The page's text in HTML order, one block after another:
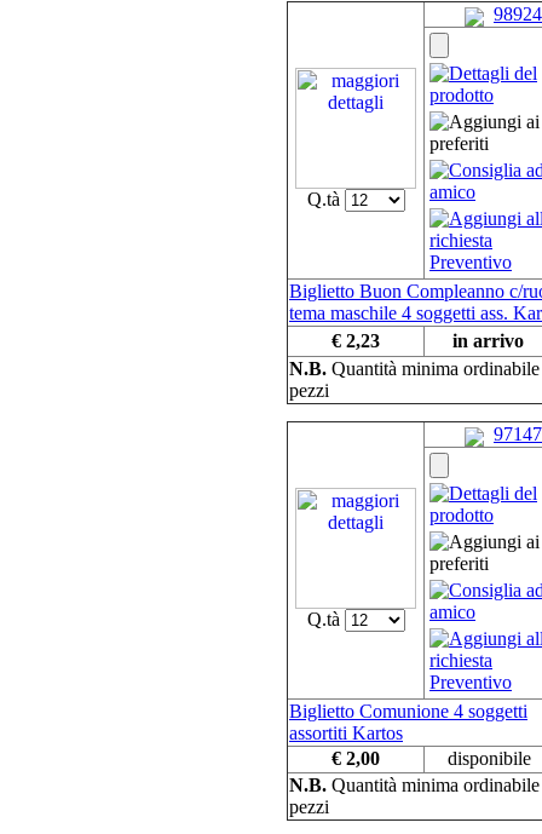
Q.tà
98924
Biglietto Buon Compleanno c/
tema maschile 4 soggetti ass.
€ 2,23
in arrivo
N.B. Quantità minima
pezzi
Q.tà
97147
Biglietto Comunione 4 soggetti
assortiti Kartos
€ 2,00
disponibile
N.B. Quantità minima
pezzi